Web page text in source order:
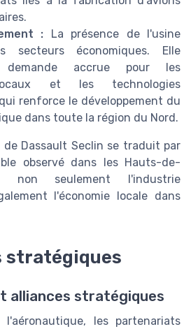
: La présence de l'usine
secteurs économiques. Elle
accrue pour les
et les technologies
renforce le développement du
dans toute la région du Nord.
de Dassault Seclin se traduit par
observé dans les Hauts-de-
non seulement l'industrie
l'économie locale dans
stratégiques
alliances stratégiques
les partenariats